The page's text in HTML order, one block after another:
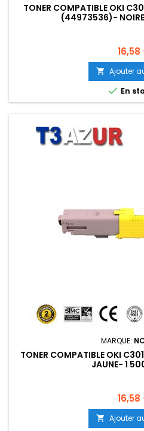
TONER COMPATIBLE OKI
(44973536)-
Prix
 Ajouter
 En
MARQUE:
TONER COMPATIBLE OKI
JAUNE- 1
Prix
 Ajouter